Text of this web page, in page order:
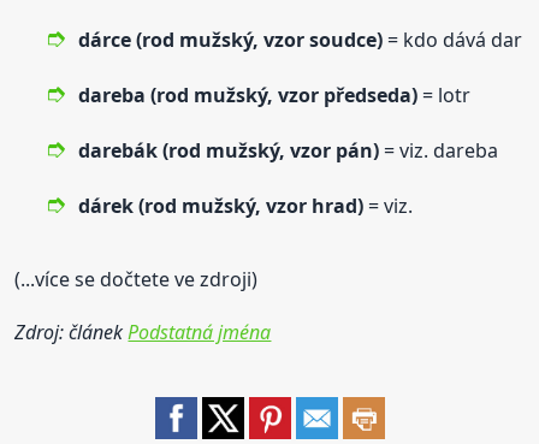
dárce (rod mužský,vzorsoudce)= kdo dává dar
dareba (rod mužský,vzor předseda)= lotr
darebák (rod mužský,vzor pán)= viz. dareba
dárek (rod mužský,vzor hrad)= viz.
(...více se dočtete ve zdroji)
Zdroj: článekPodstatná jména